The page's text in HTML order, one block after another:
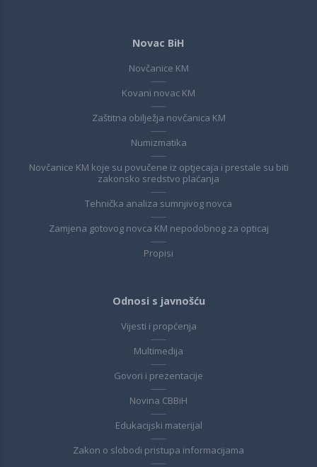
Novac BiH
Novčanice KM
Kovani novac KM
Zaštitna obilježja novčanica KM
Numizmatika
Novčanice KM koje su povučene iz optjecaja i prestale su biti
zakonsko sredstvo plaćanja
Tehnička analiza sumnjivog novca
Zamjena gotovog novca KM nepodobnog za opticaj
Propisi
Odnosi s javnošću
Vijesti i propćenja
Multimedija
Govori i prezentacije
Novina CBBiH
Edukacijski materijal
Zakon o slobodi pristupa informacijama